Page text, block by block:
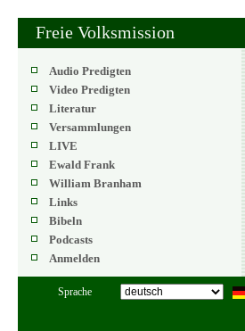
Freie Volksmission
Audio Predigten
Video Predigten
Literatur
Versammlungen
LIVE
Ewald Frank
William Branham
Links
Bibeln
Podcasts
Anmelden
Sprache